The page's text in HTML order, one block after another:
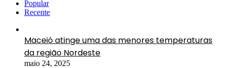
Popular
Recente
Maceió atinge uma das menores temperaturas
da região Nordeste
maio 24, 2025